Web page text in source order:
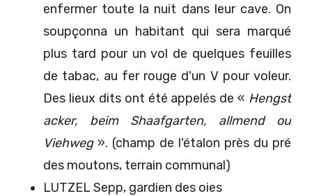
enfermer toute la nuit dans leur cave. On
soupçonna un habitant qui sera marqué
plus tard pour un vol de quelques feuilles
de tabac, au fer rouge d'un V pour voleur.
Des lieux dits ont été appelés de « Hengst
acker, beim Shaafgarten, allmend ou
Viehweg». (champ de l'étalon près du pré
des moutons, terrain communal)
LUTZEL Sepp, gardien des oies